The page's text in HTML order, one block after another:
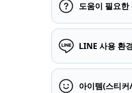
도움이 필요한
LINE 사용 환
아이템(스티